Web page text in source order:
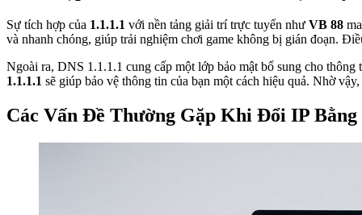
Sự tích hợp của 1.1.1.1 với nền tảng giải trí trực tuyến như VB 88
và nhanh chóng, giúp trải nghiệm chơi game không bị gián đoạn.
Ngoài ra, DNS 1.1.1.1 cung cấp một lớp bảo mật bổ sung cho
1.1.1.1 sẽ giúp bảo vệ thông tin của bạn một cách hiệu quả. Nhờ
Các Vấn Đề Thường Gặp Khi Đổi IP Bằng